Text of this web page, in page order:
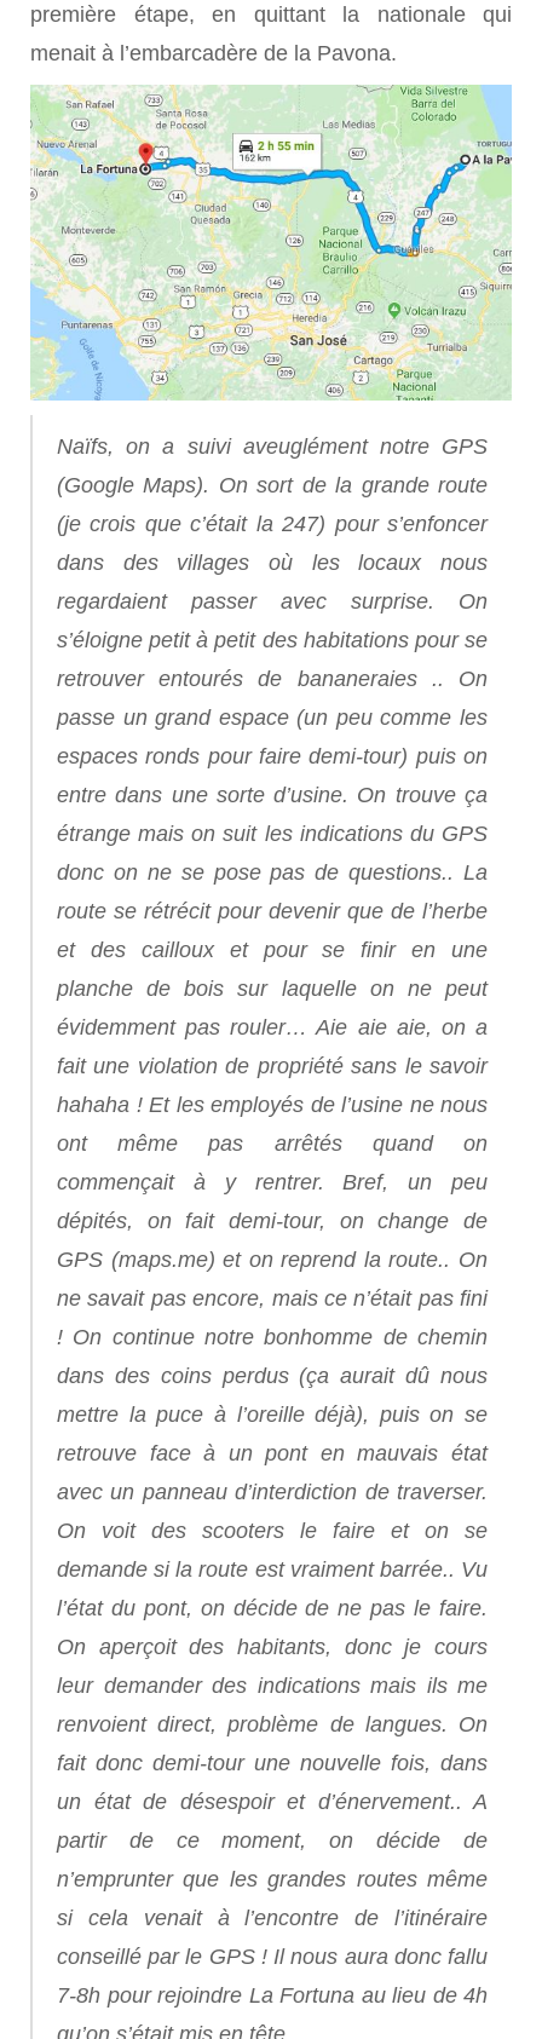
première étape, en quittant la nationale qui
menait à l’embarcadère de la Pavona.
Naïfs, on a suivi aveuglément notre GPS
(Google Maps). On sort de la grande route
(je crois que c’était la 247) pour s’enfoncer
dans des villages où les locaux nous
regardaient passer avec surprise. On
s’éloigne petit à petit des habitations pour se
retrouver entourés de bananeraies .. On
passe un grand espace (un peu comme les
espaces ronds pour faire demi-tour) puis on
entre dans une sorte d’usine. On trouve ça
étrange mais on suit les indications du GPS
donc on ne se pose pas de questions.. La
route se rétrécit pour devenir que de l’herbe
et des cailloux et pour se finir en une
planche de bois sur laquelle on ne peut
évidemment pas rouler…Aie aie aie, on a
fait une violation de propriété sans le savoir
hahaha !Et les employés de l’usine ne nous
ont même pas arrêtés quand on
commençait à y rentrer. Bref, un peu
dépités, on fait demi-tour, on change de
GPS (maps.me) et on reprend la route.. On
ne savait pas encore, mais ce n’était pas fini
! On continue notre bonhomme de chemin
dans des coins perdus (ça aurait dû nous
mettre la puce à l’oreille déjà), puis on se
retrouve face à un pont en mauvais état
avec un panneau d’interdiction de traverser.
On voit des scooters le faire et on se
demande si la route est vraiment barrée.. Vu
l’état du pont, on décide de ne pas le faire.
On aperçoit des habitants, donc je cours
leur demander des indications mais ils me
renvoient direct, problème de langues. On
fait donc demi-tour une nouvelle fois, dans
un état de désespoir et d’énervement.. A
partir de ce moment, on décide de
n’emprunter que les grandes routes même
si cela venait à l’encontre de l’itinéraire
conseillé par le GPS ! Il nous aura donc fallu
7-8h pour rejoindre La Fortuna au lieu de 4h
qu’on s’était mis en tête …